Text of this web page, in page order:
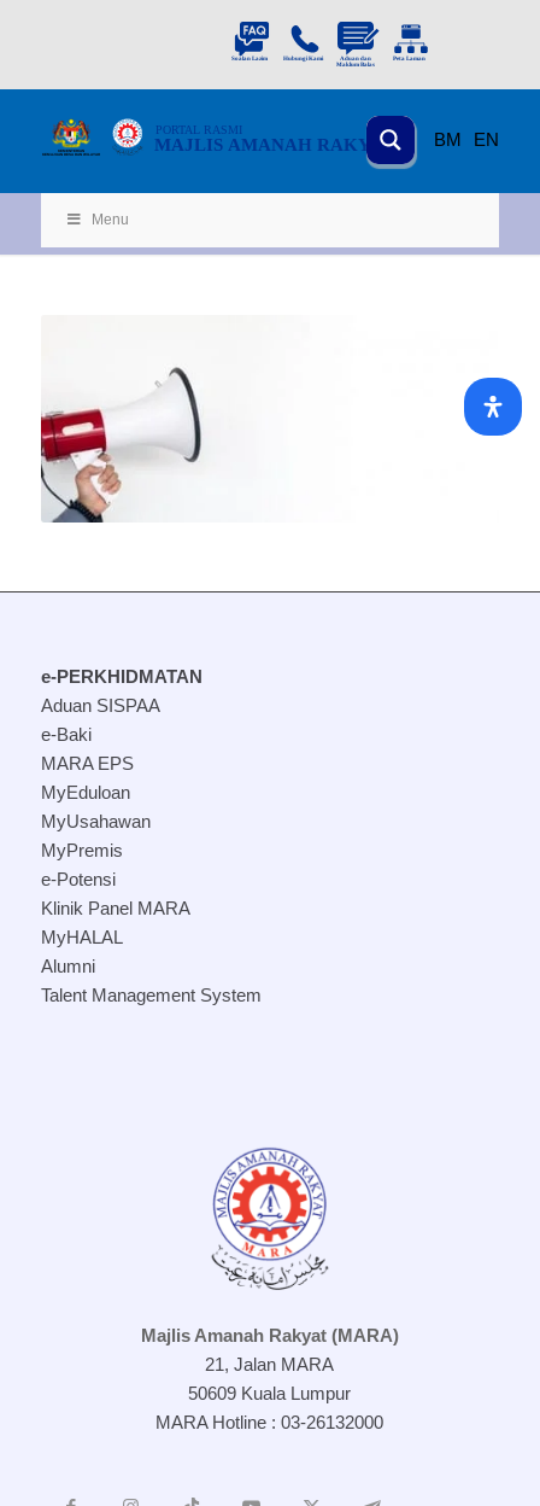
BM EN
MAJLIS AMANAH RAKYAT
PORTAL RASMI
KEMENTERIAN
KEMAJUAN DESA DAN WILA YAH
Menu
e-PERKHIDMATAN
Aduan SISPAA
e-Baki
MARA EPS
MyEduloan
MyUsahawan
MyPremis
e-Potensi
Klinik Panel MARA
MyHALAL
Alumni
Talent Management System
Majlis Amanah Rakyat (MARA)
21, Jalan MARA
50609 Kuala Lumpur
MARA Hotline : 03-26132000